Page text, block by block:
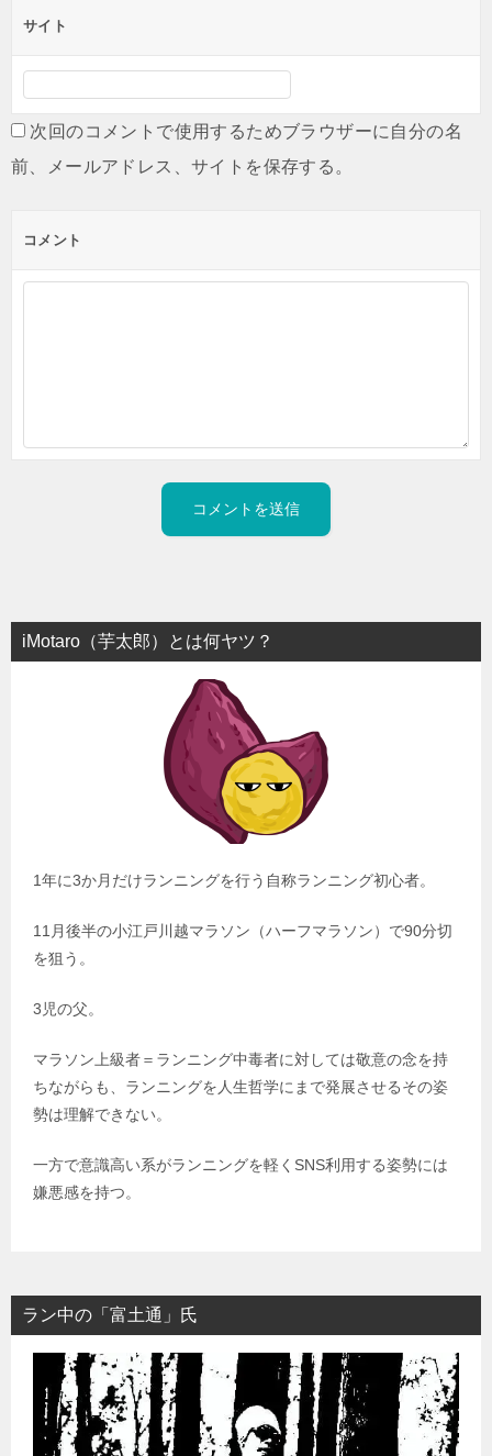
サイト
次回のコメントで使用するためブラウザーに自分の名
前、メールアドレス、サイトを保存する。
コメント
iMotaro（芋太郎）とは何ヤツ？
1年に3か月だけランニングを行う自称ランニング初心者。
11月後半の小江戸川越マラソン（ハーフマラソン）で90分切
を狙う。
3児の父。
マラソン上級者＝ランニング中毒者に対しては敬意の念を持
ちながらも、ランニングを人生哲学にまで発展させるその姿
勢は理解できない。
一方で意識高い系がランニングを軽くSNS利用する姿勢には
嫌悪感を持つ。
ラン中の「富土通」氏